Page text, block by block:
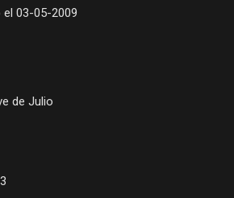
el 03-05-2009
de Julio